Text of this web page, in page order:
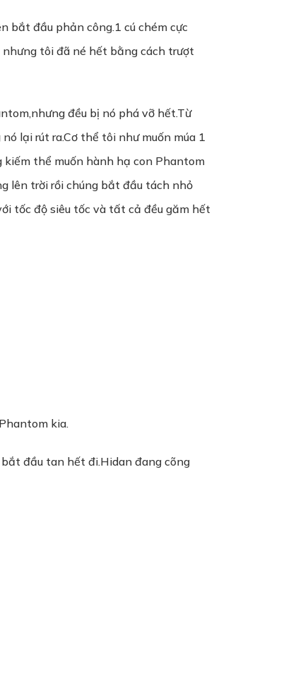
bắt đầu phản công.1 cú chém cực
tôi đã né hết bằng cách trượt
đều bị nó phá vỡ hết.Từ
lại rút ra.Cơ thể tôi như muốn múa 1
thể muốn hành hạ con Phantom
lên trời rồi chúng bắt đầu tách nhỏ
tốc độ siêu tốc và tất cả đều găm hết
kia.
đầu tan hết đi.Hidan đang cõng